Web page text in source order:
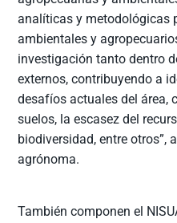
analíticas y metodológicas
ambientales y
investigación tanto dentro
externos, contribuyendo a
desafíos actuales del área,
suelos, la escasez del
biodiversidad, entre otros”,
agrónoma.
También componen el